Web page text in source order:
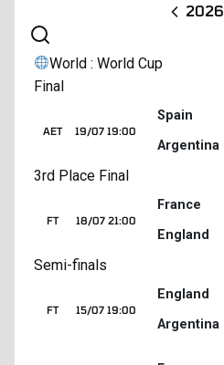
2026
World : World Cup
Final
19/07 19:00
AET
Spain
Argentina
3rd Place Final
18/07 21:00
FT
France
England
Semi-finals
15/07 19:00
FT
England
Argentina